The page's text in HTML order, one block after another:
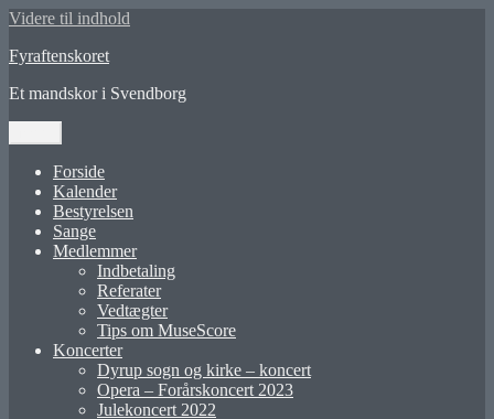
Videre til indhold
Fyraftenskoret
Et mandskor i Svendborg
Forside
Kalender
Bestyrelsen
Sange
Medlemmer
Indbetaling
Referater
Vedtægter
Tips om MuseScore
Koncerter
Dyrup sogn og kirke – koncert
Opera – Forårskoncert 2023
Julekoncert 2022